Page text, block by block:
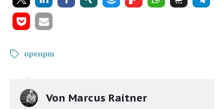
openpm
Von Marcus Raitner